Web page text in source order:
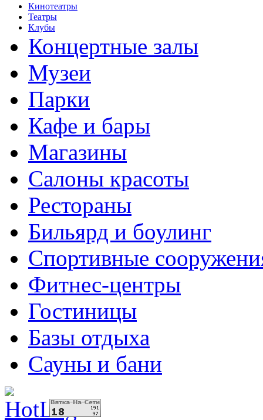
Кинотеатры
Театры
Клубы
Концертные залы
Музеи
Парки
Кафе и бары
Магазины
Салоны красоты
Рестораны
Бильярд и боулинг
Спортивные
Фитнес-центры
Гостиницы
Базы отдыха
Сауны и бани